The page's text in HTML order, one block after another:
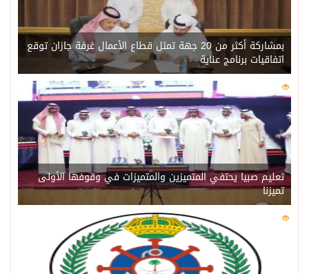
بمشاركة أكثر من 20 جهة تمثل قطاع الأعمال غرفة جازان توقع
اتفاقيات برنامج عناية
221
تعليم صبيا يحتفي المتميزين والمتميزات في وقوفها الأولى
تميزنا
216